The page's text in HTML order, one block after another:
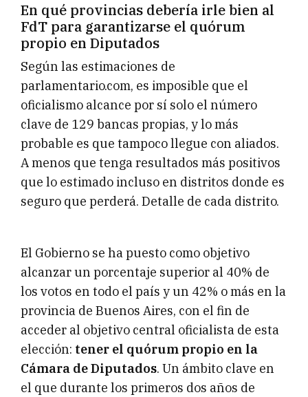
En qué provincias debería irle bien al
FdT para garantizarse el quórum
propio en Diputados
Según las estimaciones de
parlamentario.com, es imposible que el
oficialismo alcance por sí solo el número
clave de 129 bancas propias, y lo más
probable es que tampoco llegue con aliados.
A menos que tenga resultados más positivos
que lo estimado incluso en distritos donde es
seguro que perderá. Detalle de cada distrito.
El Gobierno se ha puesto como objetivo
alcanzar un porcentaje superior al 40% de
los votos en todo el país y un 42% o más en la
provincia de Buenos Aires, con el fin de
acceder al objetivo central oficialista de esta
elección: tener el quórum propio en la
Cámara de Diputados. Un ámbito clave en
el que durante los primeros dos años de